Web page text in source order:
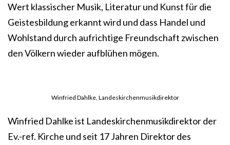
Wert klassischer Musik, Literatur und Kunst für die
Geistesbildung erkannt wird und dass Handel und
Wohlstand durch aufrichtige Freundschaft zwischen
den Völkern wieder aufblühen mögen.
Winfried Dahlke, Landeskirchenmusikdirektor
Winfried Dahlke ist Landeskirchenmusikdirektor der
Ev.-ref. Kirche und seit 17 Jahren Direktor des